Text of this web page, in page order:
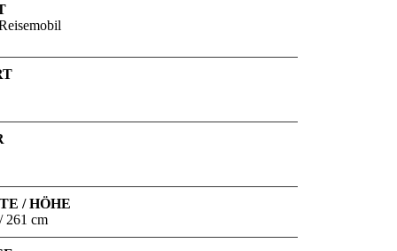
/ HÖHE
261 cm